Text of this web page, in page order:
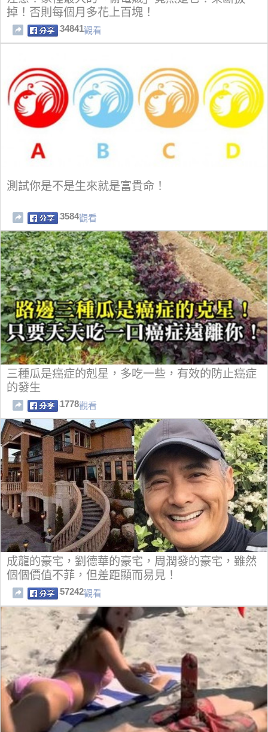
掉！否則每個月多花上百塊！
34841觀看
測試你是不是生來就是富貴命！
3584觀看
三種瓜是癌症的剋星，多吃一些，有效的防止癌症
的發生
1778觀看
成龍的豪宅，劉德華的豪宅，周潤發的豪宅，雖然
個個價值不菲，但差距顯而易見！
57242觀看